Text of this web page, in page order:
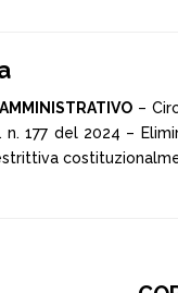
–
177 del 2024 –